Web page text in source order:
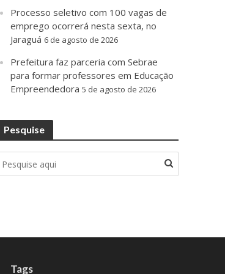
Processo seletivo com 100 vagas de
emprego ocorrerá nesta sexta, no
Jaraguá 6 de agosto de 2026
Prefeitura faz parceria com Sebrae
para formar professores em Educação
Empreendedora 5 de agosto de 2026
Pesquise
Tags